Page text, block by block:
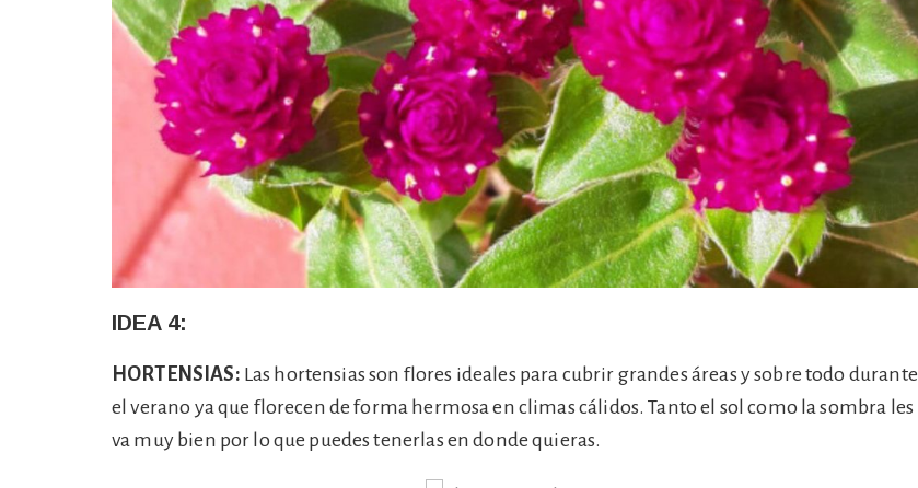
IDEA 4:
HORTENSIAS: Las hortensias son flores ideales para cubrir grandes áreas y sobre todo durante
el verano ya que florecen de forma hermosa en climas cálidos. Tanto el sol como la sombra les
va muy bien por lo que puedes tenerlas en donde quieras.